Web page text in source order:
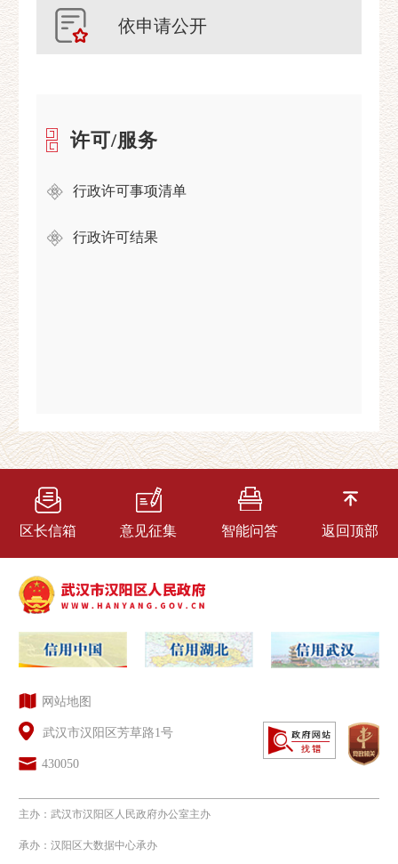
依申请公开
许可/服务
行政许可事项清单
行政许可结果
区长信箱 意见征集 智能问答 返回顶部
网站地图
武汉市汉阳区芳草路1号
430050
主办：武汉市汉阳区人民政府办公室主办
承办：汉阳区大数据中心承办